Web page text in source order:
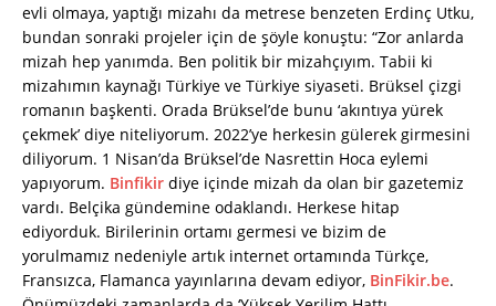
evli olmaya, yaptığı mizahı da metrese benzeten Erdinç Utku,
bundan sonraki projeler için de şöyle konuştu: “Zor anlarda
mizah hep yanımda. Ben politik bir mizahçıyım. Tabii ki
mizahımın kaynağı Türkiye ve Türkiye siyaseti. Brüksel çizgi
romanın başkenti. Orada Brüksel’de bunu ‘akıntıya yürek
çekmek’ diye niteliyorum. 2022’ye herkesin gülerek girmesini
diliyorum. 1 Nisan’da Brüksel’de Nasrettin Hoca eylemi
yapıyorum. Binfikir diye içinde mizah da olan bir gazetemiz
vardı. Belçika gündemine odaklandı. Herkese hitap
ediyorduk. Birilerinin ortamı germesi ve bizim de
yorulmamız nedeniyle artık internet ortamında Türkçe,
Fransızca, Flamanca yayınlarına devam ediyor, BinFikir.be.